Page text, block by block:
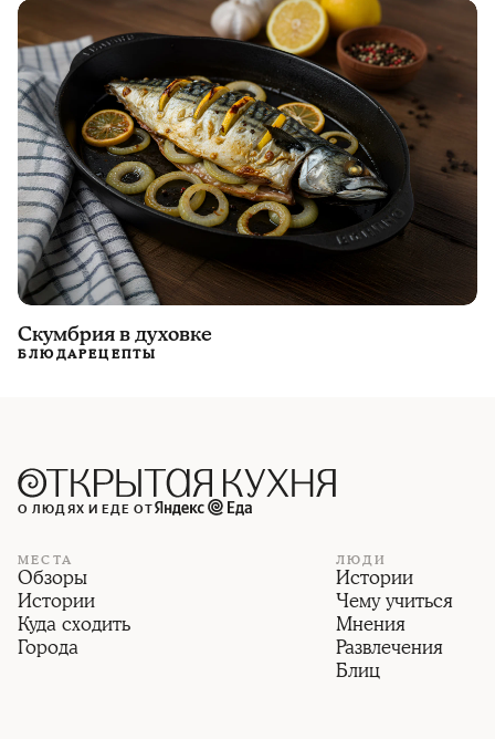
Скумбрия в духовке
БЛЮДАРЕЦЕПТЫ
О ЛЮДЯХ И ЕДЕ ОТ
МЕСТА
Обзоры
Истории
Куда сходить
Города
ЛЮДИ
Истории
Чему учиться
Мнения
Развлечения
Блиц